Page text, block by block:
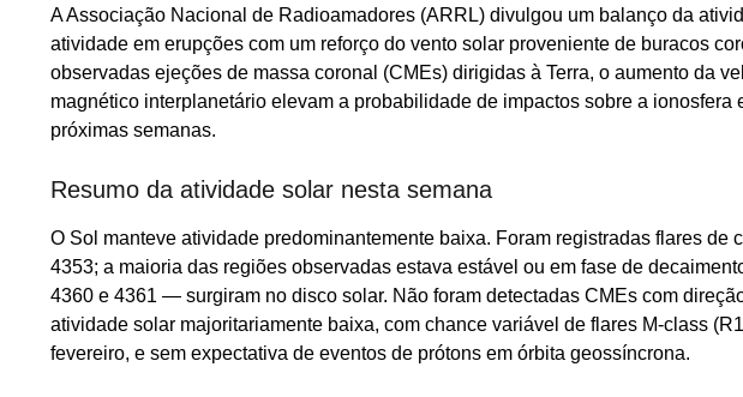
A Associação Nacional de Radioamadores (ARRL) divulgou um balanço da
atividade em erupções com um reforço do vento solar proveniente de buracos
observadas ejeções de massa coronal (CMEs) dirigidas à Terra, o aumento da
magnético interplanetário elevam a probabilidade de impactos sobre a ionosfera
próximas semanas.
Resumo da atividade solar nesta semana
O Sol manteve atividade predominantemente baixa. Foram registradas flares de
4353; a maioria das regiões observadas estava estável ou em fase de
4360 e 4361 — surgiram no disco solar. Não foram detectadas CMEs com
atividade solar majoritariamente baixa, com chance variável de flares M-class
fevereiro, e sem expectativa de eventos de prótons em órbita geossíncrona.